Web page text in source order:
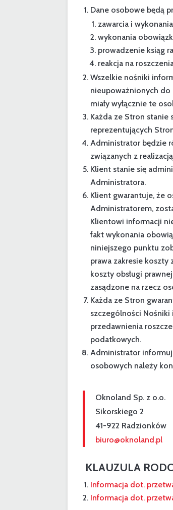
Dane osobowe będą
zawarcia i
wykonania
prowadzenie ksiąg
reakcja na
Wszelkie nośniki
nieupoważnionych do
miały wyłącznie te
Każda ze Stron
reprezentujących
Administrator będzie
związanych z
Klient stanie się
Administratora.
Klient gwarantuje, że
Administratorem,
Klientowi informacji
fakt wykonania
niniejszego punktu
prawa zakresie
koszty obsługi
zasądzone na rzecz
Każda ze Stron
szczególności
przedawnienia
podatkowych.
Administrator
osobowych należy
Oknoland Sp. z o.o.
Sikorskiego 2
41-922 Radzionków
biuro@oknoland.pl
KLAUZULA
Informacja dot.
Informacja dot.